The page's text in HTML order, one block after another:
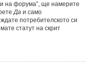
на форума”, ще намерите
Да и само
потребителското си
статут на скрит